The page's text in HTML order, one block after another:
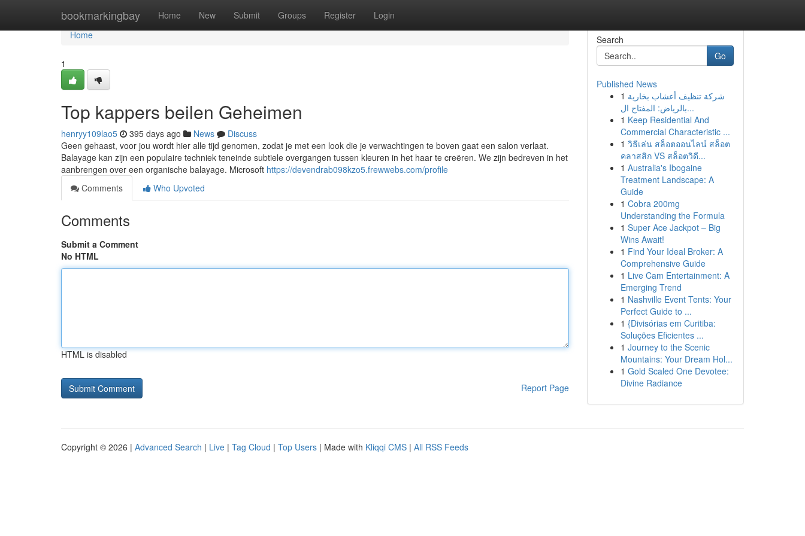
bookmarkingbay Home New Submit Groups Register Login
Home
Home
1
Top kappers beilen Geheimen
henryy109lao5 395 days ago News
Discuss
Geen gehaast, voor jou wordt hier alle tijd genomen, zodat je met een look die je verwachtingen te boven gaat een salon verlaat.
Balayage kan zijn een populaire techniek teneinde subtiele overgangen tussen kleuren in het haar te creëren. We zijn bedreven in het
aanbrengen over een organische balayage. Microsoft https://devendrab098kzo5.frewwebs.com/profile
Comments
Who Upvoted
Comments
Submit a Comment
No HTML
HTML is disabled
Report Page
Search
Go
Published News
1 شركة تنظيف أعشاب بخارية
بالرياض: المفتاح ال...
1 Keep Residential And
Commercial Characteristic ...
1 วิธีเล่น สล็อตออนไลน์ สล็อต
คลาสสิก VS สล็อตวิดี...
1 Australia's Ibogaine
Treatment Landscape: A
Guide
1 Cobra 200mg
Understanding the Formula
1 Super Ace Jackpot – Big
Wins Await!
1 Find Your Ideal Broker: A
Comprehensive Guide
1 Live Cam Entertainment: A
Emerging Trend
1 Nashville Event Tents: Your
Perfect Guide to ...
1 {Divisórias em Curitiba:
Soluções Eficientes ...
1 Journey to the Scenic
Mountains: Your Dream Hol...
1 Gold Scaled One Devotee:
Divine Radiance
Copyright © 2026 | Advanced Search | Live | Tag Cloud | Top Users | Made with Kliqqi CMS | All RSS Feeds